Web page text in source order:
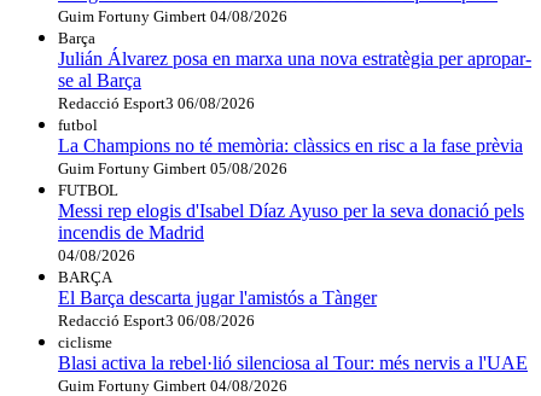
Guim Fortuny Gimbert 04/08/2026
Barça
Julián Álvarez posa en marxa una nova estratègia per apropar-
se al Barça
Redacció Esport3 06/08/2026
futbol
La Champions no té memòria: clàssics en risc a la fase prèvia
Guim Fortuny Gimbert 05/08/2026
FUTBOL
Messi rep elogis d'Isabel Díaz Ayuso per la seva donació pels
incendis de Madrid
04/08/2026
BARÇA
El Barça descarta jugar l'amistós a Tànger
Redacció Esport3 06/08/2026
ciclisme
Blasi activa la rebel·lió silenciosa al Tour: més nervis a l'UAE
Guim Fortuny Gimbert 04/08/2026